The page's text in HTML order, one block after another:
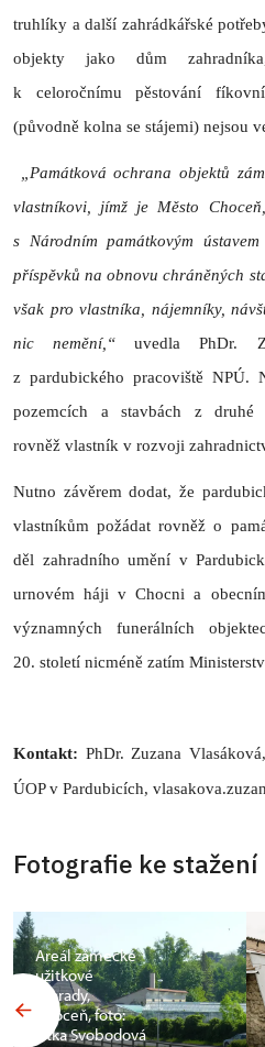
truhlíky a další zahrádkářské
objekty jako dům
k celoročnímu pěstování
(původně kolna se stájemi) nejsou
„Památková ochrana objektů
vlastníkovi, jímž je Město
s Národním památkovým
příspěvků na obnovu chráněných
však pro vlastníka, nájemníky,
nic nemění,“ uvedla PhDr.
z pardubického pracoviště NPÚ.
pozemcích a stavbách z
rovněž vlastník v rozvoji
Nutno závěrem dodat, že
vlastníkům požádat rovněž o
děl zahradního umění v
urnovém háji v Chocni a
významných funerálních
20. století nicméně zatím
Kontakt: PhDr. Zuzana
ÚOP v Pardubicích,
Fotografie ke stažení
Areál zámecké
užitkové
zahrady,
Choceň, foto:
Jitka Svobodová